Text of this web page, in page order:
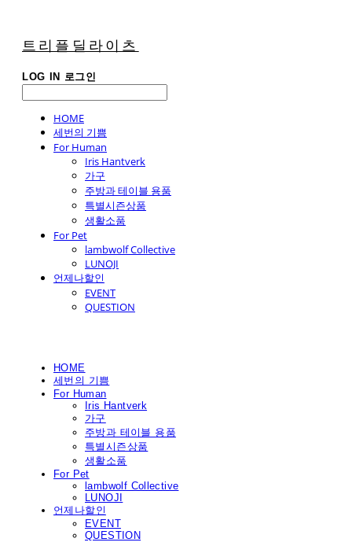
트리플딜라이츠
LOG IN 로그인
HOME
세번의 기쁨
For Human
Iris Hantverk
가구
주방과 테이블 용품
특별시즌상품
생활소품
For Pet
lambwolf Collective
LUNOJI
언제나할인
EVENT
QUESTION
HOME
세번의 기쁨
For Human
Iris Hantverk
가구
주방과 테이블 용품
특별시즌상품
생활소품
For Pet
lambwolf Collective
LUNOJI
언제나할인
EVENT
QUESTION